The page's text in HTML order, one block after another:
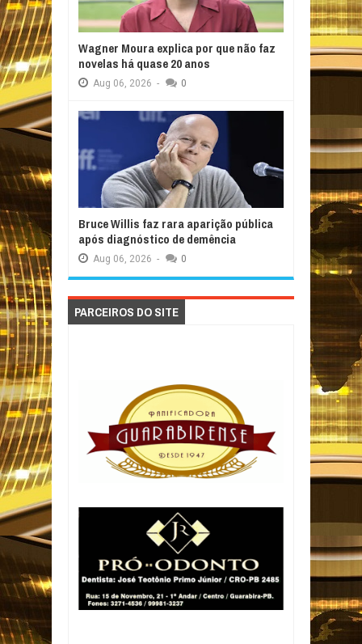
Wagner Moura explica por que não faz
novelas há quase 20 anos
Aug 06, 2026 - 0
Bruce Willis faz rara aparição pública
após diagnóstico de demência
Aug 06, 2026 - 0
PARCEIROS DO SITE